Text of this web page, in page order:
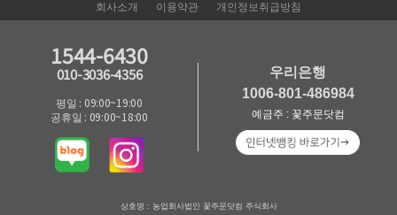
회사소개 이용약관 개인정보취급방침
1544-6430
010-3036-4356
평일 : 09:00~19:00
공휴일 : 09:00~18:00
우리은행
1006-801-486984
예금주 : 꽃주문닷컴
상호명 : 농업회사법인 꽃주문닷컴 주식회사